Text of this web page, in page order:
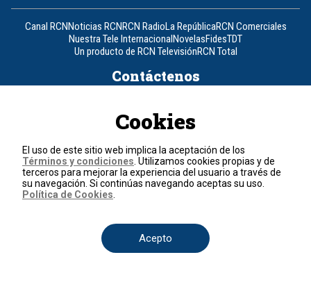
Canal RCNNoticias RCNRCN RadioLa RepúblicaRCN Comerciales
Nuestra Tele InternacionalNovelasFidesTDT
Un producto de RCN TelevisiónRCN Total
Contáctenos
Teléfono +57 (601) 426 92 92
Política de datos personales
Política de cookies
Términos y condiciones
© 2026, RCN Medios.
Cookies
El uso de este sitio web implica la aceptación de los
Términos y condiciones . Utilizamos cookies propias y de
terceros para mejorar la experiencia del usuario a través de
su navegación. Si continúas navegando aceptas su uso.
Política de Cookies
Acepto